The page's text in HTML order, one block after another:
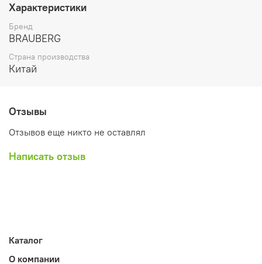
помощи магнитов. Блокнот крепится при помощи
неподвижных винтов. Снабжена полочкой для
аксессуаров. Для защиты рабочей поверхности доски на
нее нанесена защитная пленка. Перед началом работы
необходимо удалить защитную пленку.
Характеристики
Бренд
BRAUBERG
Страна производства
Китай
Отзывы
Отзывов еще никто не оставлял
Написать отзыв
Каталог
О компании